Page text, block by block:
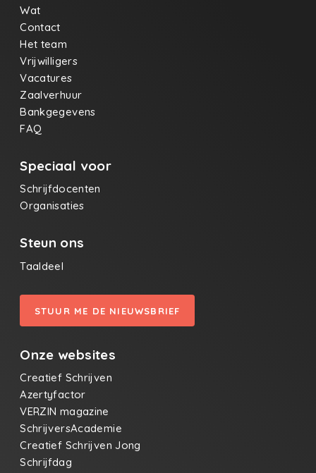
Wat
Contact
Het team
Vrijwilligers
Vacatures
Zaalverhuur
Bankgegevens
FAQ
Speciaal voor
Schrijfdocenten
Organisaties
Steun ons
Taaldeel
STUUR ME DE NIEUWSBRIEF
Onze websites
Creatief Schrijven
Azertyfactor
VERZIN magazine
SchrijversAcademie
Creatief Schrijven Jong
Schrijfdag